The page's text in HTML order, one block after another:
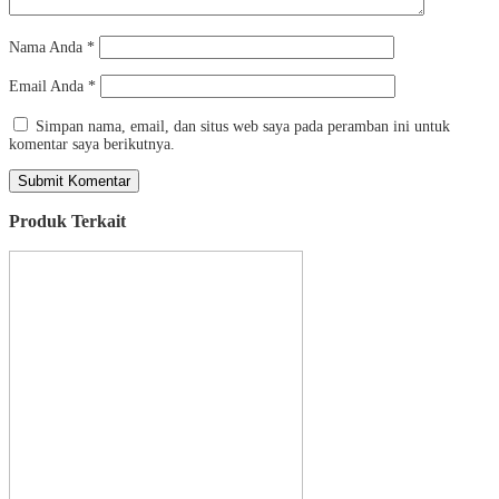
Nama Anda *
Email Anda *
Simpan nama, email, dan situs web saya pada peramban ini untuk
komentar saya berikutnya.
Produk Terkait